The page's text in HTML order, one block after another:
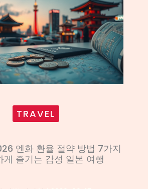
TRAVEL
엔화 환율 절약 방법 7가지
게 즐기는 감성 일본 여행